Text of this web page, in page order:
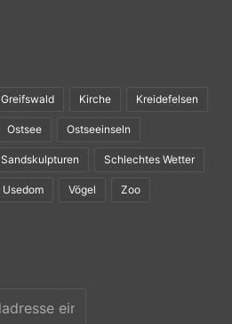
Greifswald Kirche Kreidefelsen
Ostsee Ostseeinseln
Sandskulpturen Schlechtes Wetter
Usedom Vögel Zoo